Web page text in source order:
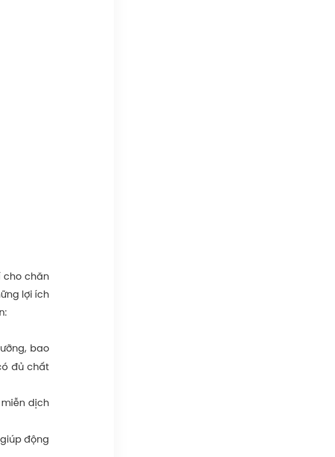
cho chăn
lợi ích
bao
đủ chất
dịch
động